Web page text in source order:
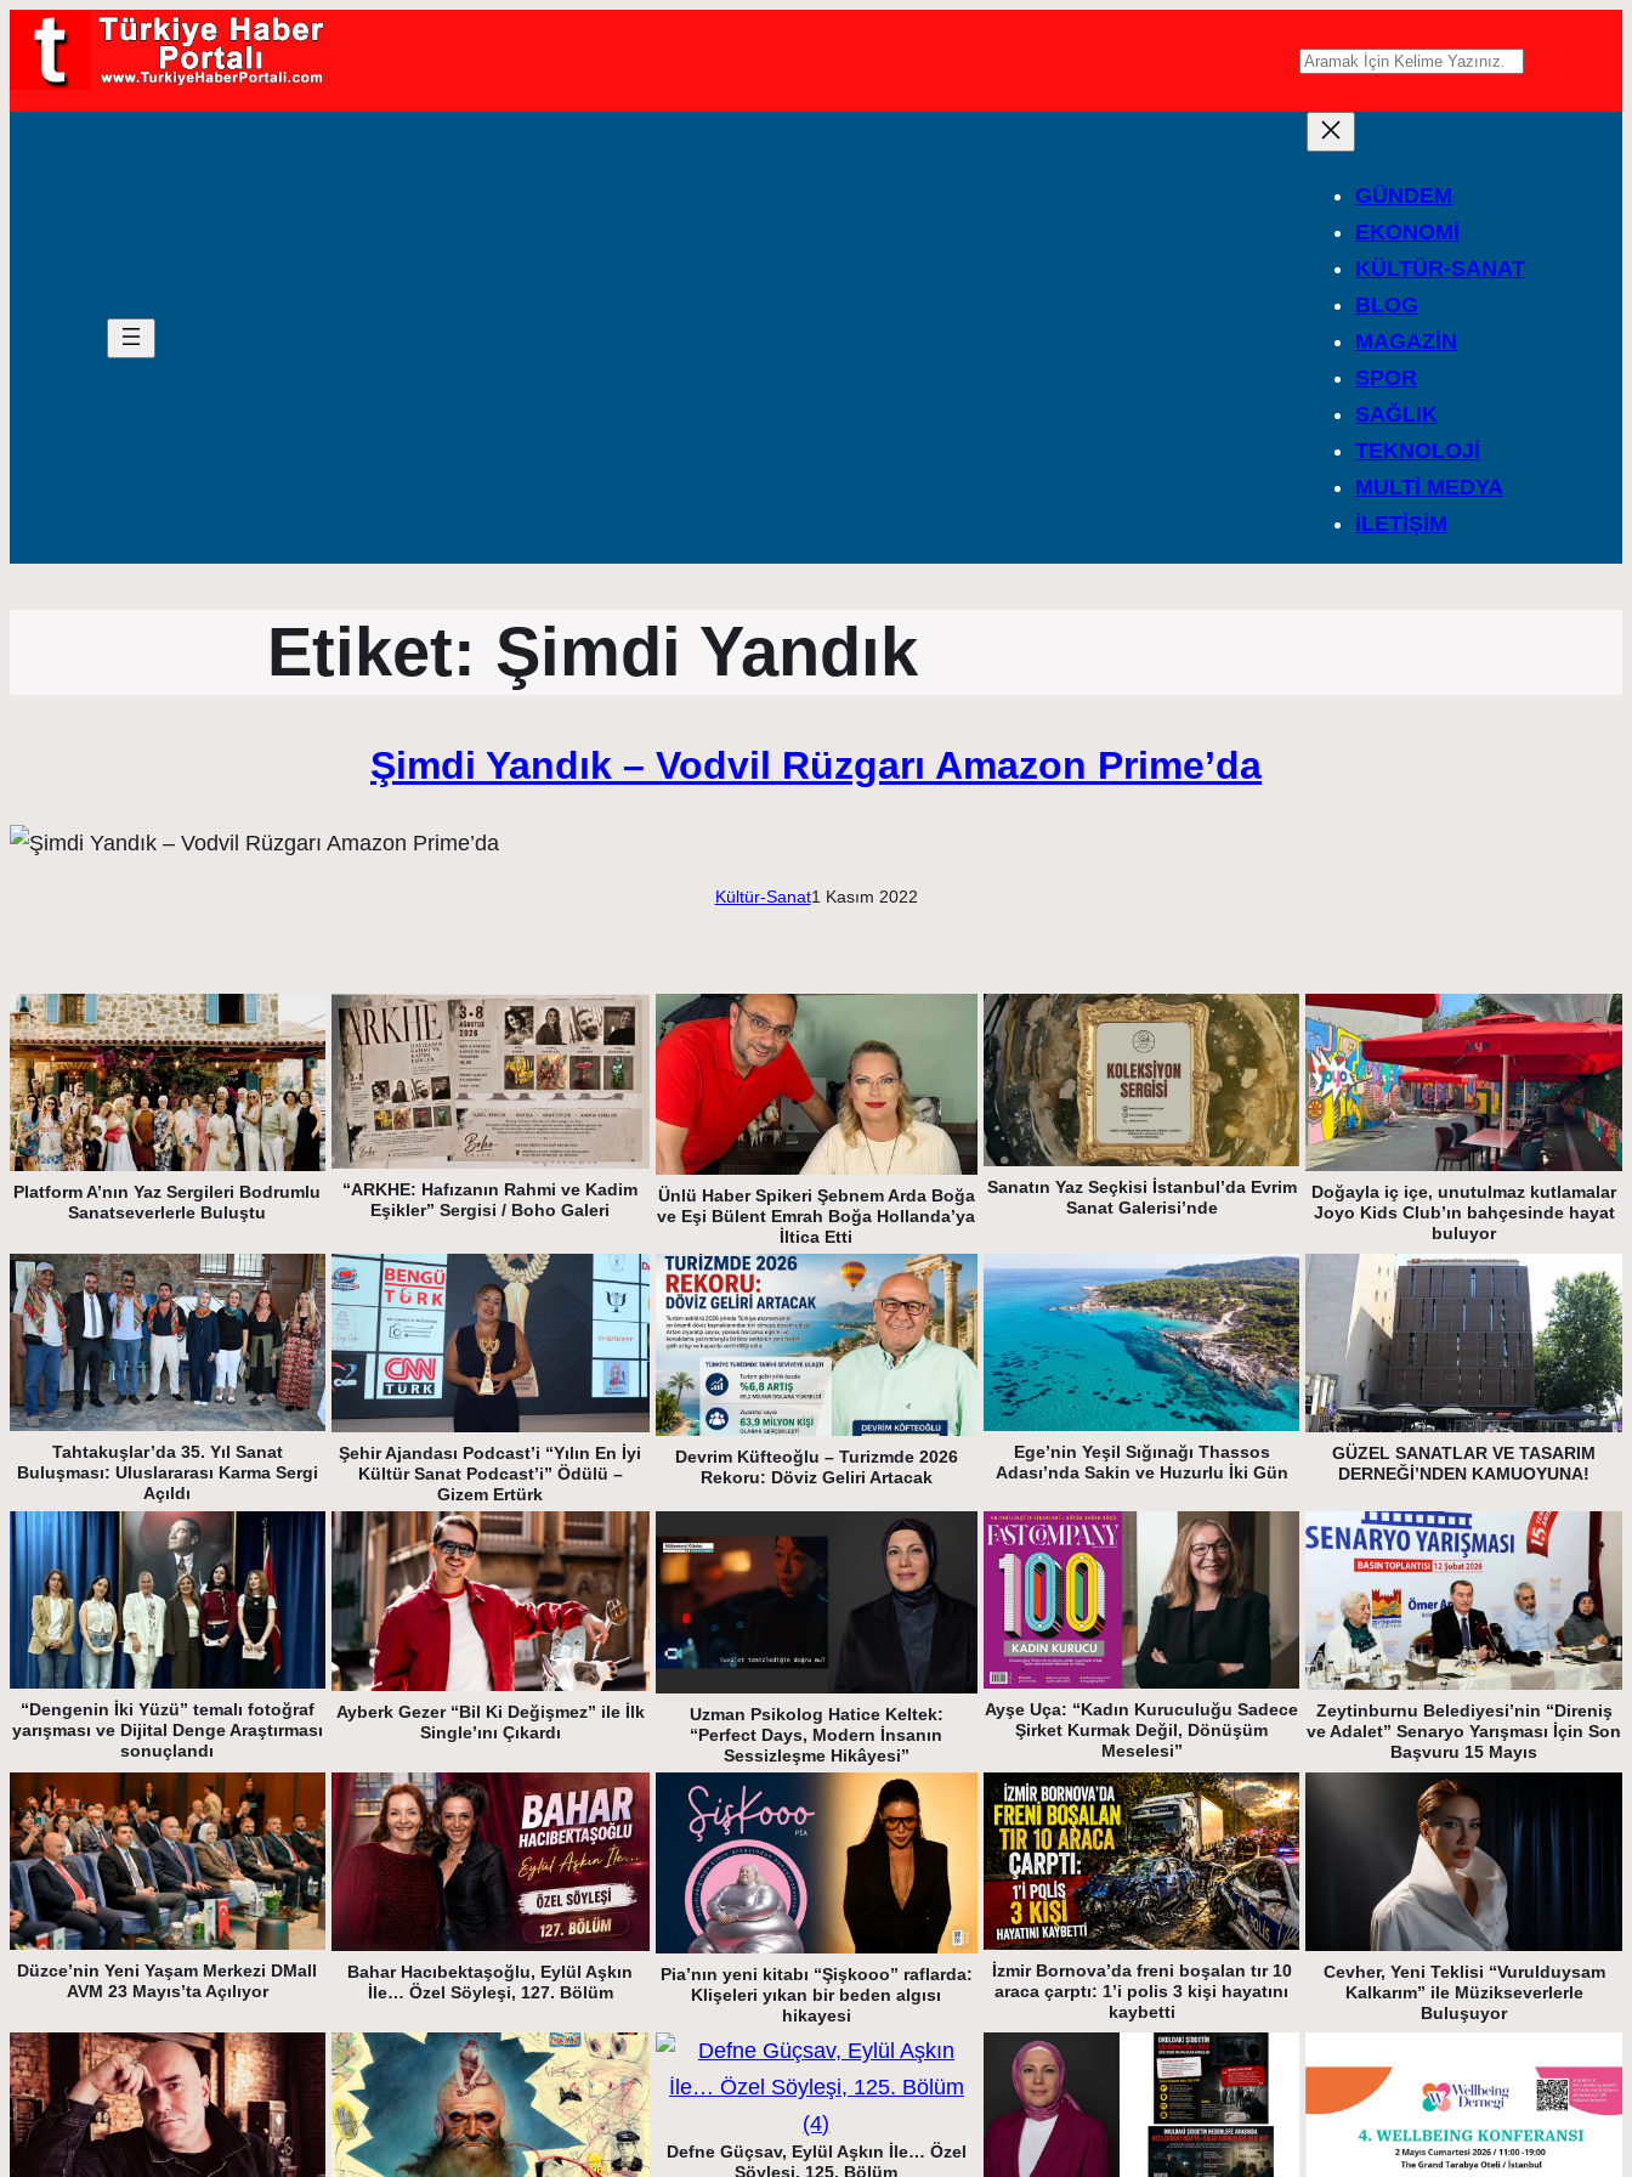
A
GÜNDEM
EKONOMİ
KÜLTÜR-SANAT
BLOG
MAGAZİN
SPOR
SAĞLIK
TEKNOLOJİ
MULTİ MEDYA
İLETİŞİM
Etiket: Şimdi Yandık
Şimdi Yandık – Vodvil Rüzgarı Amazon Prime’da
Kültür-Sanat1 Kasım 2022
Platform A’nın Yaz Sergileri Bodrumlu
Sanatseverlerle Buluştu
“ARKHE: Hafızanın Rahmi ve Kadim
Eşikler” Sergisi / Boho Galeri
Ünlü Haber Spikeri Şebnem Arda Boğa
ve Eşi Bülent Emrah Boğa Hollanda’ya
İltica Etti
Sanatın Yaz Seçkisi İstanbul’da Evrim
Sanat Galerisi’nde
Doğayla iç içe, unutulmaz kutlamalar
Joyo Kids Club’ın bahçesinde hayat
buluyor
Tahtakuşlar’da 35. Yıl Sanat
Buluşması: Uluslararası Karma Sergi
Açıldı
Şehir Ajandası Podcast’i “Yılın En İyi
Kültür Sanat Podcast’i” Ödülü –
Gizem Ertürk
Devrim Küfteoğlu – Turizmde 2026
Rekoru: Döviz Geliri Artacak
Ege’nin Yeşil Sığınağı Thassos
Adası’nda Sakin ve Huzurlu İki Gün
GÜZEL SANATLAR VE TASARIM
DERNEĞİ’NDEN KAMUOYUNA!
“Dengenin İki Yüzü” temalı fotoğraf
yarışması ve Dijital Denge Araştırması
sonuçlandı
Ayberk Gezer “Bil Ki Değişmez” ile İlk
Single’ını Çıkardı
Uzman Psikolog Hatice Keltek:
“Perfect Days, Modern İnsanın
Sessizleşme Hikâyesi”
Ayşe Uça: “Kadın Kuruculuğu Sadece
Şirket Kurmak Değil, Dönüşüm
Meselesi”
Zeytinburnu Belediyesi’nin “Direniş
ve Adalet” Senaryo Yarışması İçin Son
Başvuru 15 Mayıs
Düzce’nin Yeni Yaşam Merkezi DMall
AVM 23 Mayıs’ta Açılıyor
Bahar Hacıbektaşoğlu, Eylül Aşkın
İle… Özel Söyleşi, 127. Bölüm
Pia’nın yeni kitabı “Şişkooo” raflarda:
Klişeleri yıkan bir beden algısı
hikayesi
İzmir Bornova’da freni boşalan tır 10
araca çarptı: 1’i polis 3 kişi hayatını
kaybetti
Cevher, Yeni Teklisi “Vurulduysam
Kalkarım” ile Müzikseverlerle
Buluşuyor
Defne Güçsav, Eylül Aşkın İle… Özel
Söyleşi, 125. Bölüm